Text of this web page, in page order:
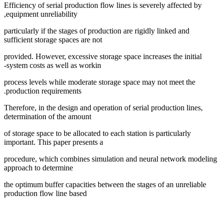
Efficiency of serial production flow lines is severely affected by
equipment unreliability,
particularly if the stages of production are rigidly linked and
sufficient storage spaces are not
provided. However, excessive storage space increases the initial
system costs as well as workin-
process levels while moderate storage space may not meet the
production requirements.
Therefore, in the design and operation of serial production lines,
determination of the amount
of storage space to be allocated to each station is particularly
important. This paper presents a
procedure, which combines simulation and neural network modeling
approach to determine
the optimum buffer capacities between the stages of an unreliable
production flow line based